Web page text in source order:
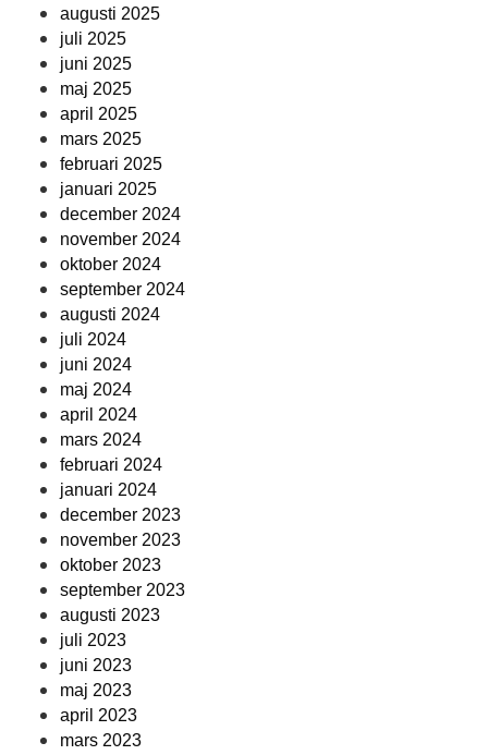
augusti 2025
juli 2025
juni 2025
maj 2025
april 2025
mars 2025
februari 2025
januari 2025
december 2024
november 2024
oktober 2024
september 2024
augusti 2024
juli 2024
juni 2024
maj 2024
april 2024
mars 2024
februari 2024
januari 2024
december 2023
november 2023
oktober 2023
september 2023
augusti 2023
juli 2023
juni 2023
maj 2023
april 2023
mars 2023